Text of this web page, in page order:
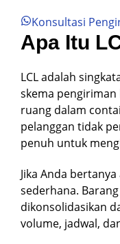
Konsultasi
Apa Itu
LCL adalah
skema
ruang dalam
pelanggan tidak
penuh untuk
Jika Anda
sederhana.
dikonsolidasikan
volume, jadwal,